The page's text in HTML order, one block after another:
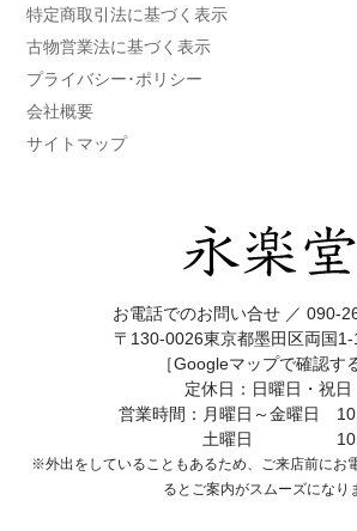
特定商取引法に基づく表示
古物営業法に基づく表示
プライバシー･ポリシー
会社概要
サイトマップ
お電話でのお問い合せ ／ 090-
〒130-0026東京都墨田区両国
［Googleマップで確認す
定休日：日曜日・祝日
営業時間：月曜日～金曜日
土曜日 10:00
※外出をしていることもあるため、ご来店前にお
ると ご案内がスムーズになり